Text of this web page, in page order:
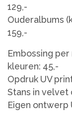
129,-
Ouderalbums
159,-
Embossing
kleuren: 45,-
Opdruk UV
Stans in velvet
Eigen ontwerp